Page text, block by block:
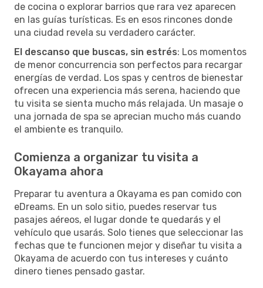
de cocina o explorar barrios que rara vez aparecen
en las guías turísticas. Es en esos rincones donde
una ciudad revela su verdadero carácter.
El descanso que buscas, sin estrés: Los momentos
de menor concurrencia son perfectos para recargar
energías de verdad. Los spas y centros de bienestar
ofrecen una experiencia más serena, haciendo que
tu visita se sienta mucho más relajada. Un masaje o
una jornada de spa se aprecian mucho más cuando
el ambiente es tranquilo.
Comienza a organizar tu visita a
Okayama ahora
Preparar tu aventura a Okayama es pan comido con
eDreams. En un solo sitio, puedes reservar tus
pasajes aéreos, el lugar donde te quedarás y el
vehículo que usarás. Solo tienes que seleccionar las
fechas que te funcionen mejor y diseñar tu visita a
Okayama de acuerdo con tus intereses y cuánto
dinero tienes pensado gastar.